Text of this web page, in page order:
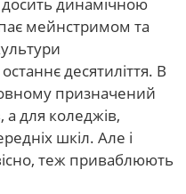
досить динамічною
мейнстримом та
десятиліття. В
призначений
а для коледжів,
шкіл. Але і
теж приваблюють